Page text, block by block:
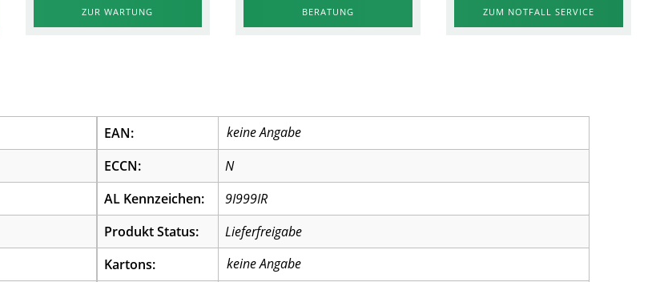
ZUR WARTUNG BERATUNG ZUM NOTFALL SERVICE
EAN:
ECCN:
N
AL Kennzeichen:
9I999IR
Produkt Status:
Lieferfreigabe
Kartons: